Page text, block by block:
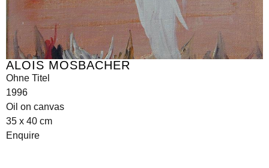
ALOIS MOSBACHER
Ohne Titel
1996
Oil on canvas
35 x 40 cm
Enquire